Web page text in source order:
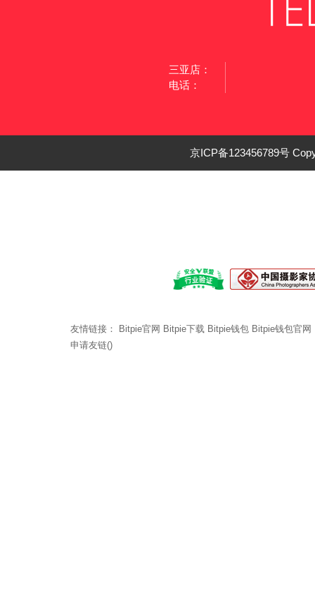
三亚店：
电话：
京ICP备123456789号
友情链接： Bitpie官网 Bitpie下载 Bitpie钱包 Bitpie钱包官网
申请友链()